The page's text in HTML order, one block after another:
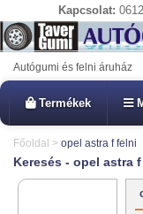
Kapcsolat:
Autógumi és felni áruház
Termékek
Főoldal > opel astra f felni
Keresés - opel astra